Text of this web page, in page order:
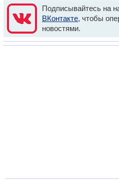
Подписывайтесь на
ВКонтакте, чтобы
новостями.